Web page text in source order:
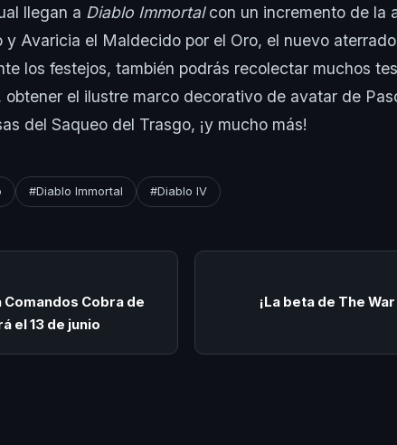
llegan a Diablo Immortalcon un incremento de la
y Avaricia el Maldecido por el Oro, el nuevo
los festejos, también podrás recolectar muchos
obtener el ilustre marco decorativo de avatar de
del Saqueo del Trasgo, ¡y mucho más!
#Diablo Immortal #Diablo IV
Comandos Cobra de
el 13 de junio
¡La beta de The